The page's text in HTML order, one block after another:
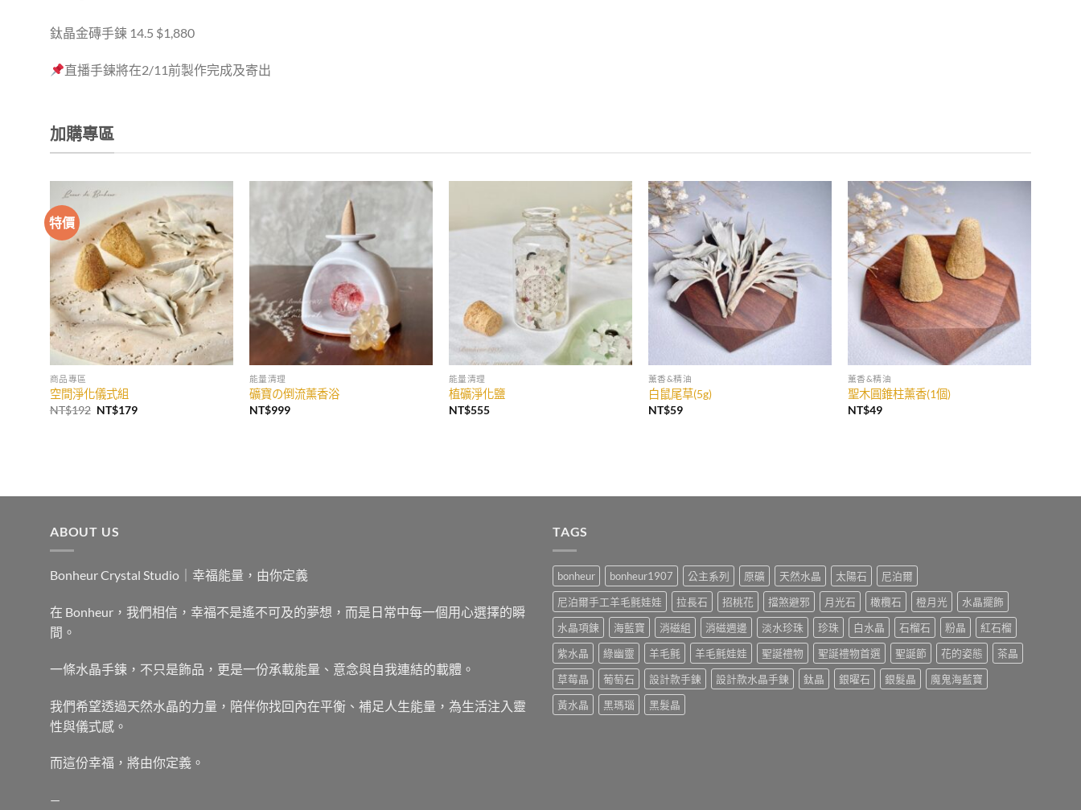
鈦晶金磚手鍊 14.5 $1,880
直播手鍊將在2/11前製作完成及寄出
加購專區
特價
商品專區
空間淨化儀式組
NT$192 原
NT$179目
能量清理
礦寶の倒流薰香浴
NT$999
能量清理
植礦淨化鹽
NT$555
薰香&精油
白鼠尾草(5g)
NT$59
薰香&精油
聖木圓錐柱薰香(1個)
NT$49
ABOUT US
Bonheur Crystal Studio｜幸福能量，由你定義
在 Bonheur，我們相信，幸福不是遙不可及的夢想，而是日常中每一個用心選擇的瞬
間。
一條水晶手鍊，不只是飾品，更是一份承載能量、意念與自我連結的載體。
我們希望透過天然水晶的力量，陪伴你找回內在平衡、補足人生能量，為生活注入靈
性與儀式感。
而這份幸福，將由你定義。
—
TAGS
bonheur bonheur1907 公主系列 原礦 天然水晶 太陽石
尼泊爾
尼泊爾手工羊毛氈娃娃
拉長石 招桃花 擋煞避邪 月光石 橄欖石 橙月光
水晶擺飾
水晶項鍊
海藍寶 消磁組 消磁週邊 淡水珍珠 珍珠 白水晶 石榴石 粉晶
紅石榴
紫水晶
綠幽靈 羊毛氈 羊毛氈娃娃 聖誕禮物 聖誕禮物首選 聖誕節 花的姿態
茶晶
草莓晶
葡萄石 設計款手鍊 設計款水晶手鍊 鈦晶 銀曜石 銀髮晶
魔鬼海藍寶
黃水晶
黑瑪瑙 黑髮晶